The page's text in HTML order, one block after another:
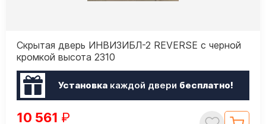
Скрытая дверь ИНВИЗИБЛ-2 REVERSE с черной
кромкой высота 2310
Установкакаждой двери бесплатно!
10 561 ₽